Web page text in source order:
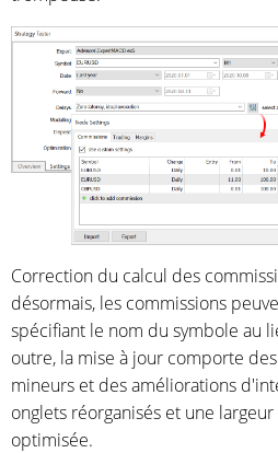
Correction du calcul des
désormais, les commissions
spécifiant le nom du symbole au
outre, la mise à jour comporte
mineurs et des améliorations
onglets réorganisés et une
optimisée.